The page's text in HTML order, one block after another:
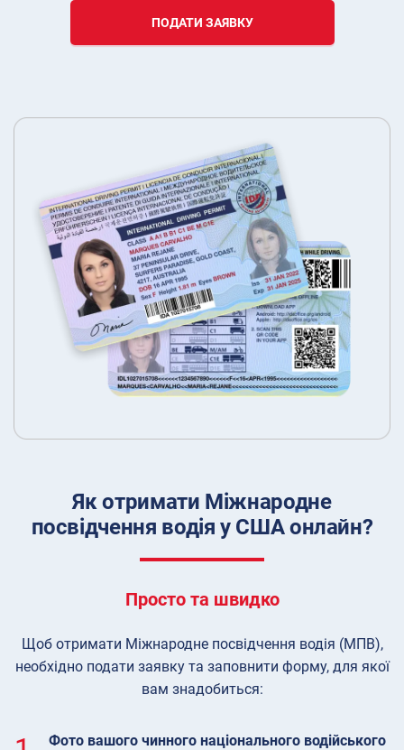
ПОДАТИ ЗАЯВКУ
Як отримати Міжнародне
посвідчення водія у США онлайн?
Просто та швидко
Щоб отримати Міжнародне посвідчення водія (МПВ),
необхідно подати заявку та заповнити форму, для якої
вам знадобиться:
Фото вашого чинного національного водійського